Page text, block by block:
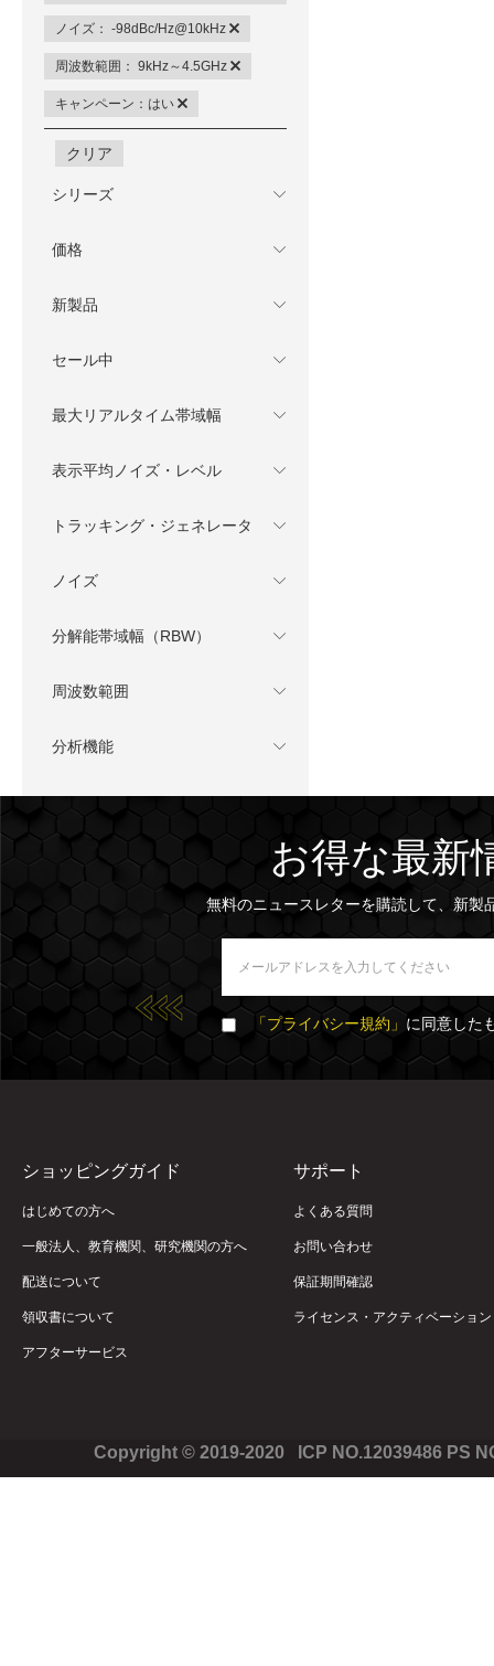
ノイズ： -98dBc/Hz@10kHz
周波数範囲： 9kHz～4.5GHz
キャンペーン：はい
クリア
シリーズ
価格
新製品
セール中
最大リアルタイム帯域幅
表示平均ノイズ・レベル
トラッキング・ジェネレータ
ノイズ
分解能帯域幅（RBW）
周波数範囲
分析機能
お得な最新
無料のニュースレターを購読して、新製
「プライバシー規約」 に同意した
ショッピングガイド
はじめての方へ
一般法人、教育機関、研究機関の方へ
配送について
領収書について
アフターサービス
サポート
よくある質問
お問い合わせ
保証期間確認
ライセンス・アクティベーション
Copyright © 2019-2020 ICP NO.12039486 PS